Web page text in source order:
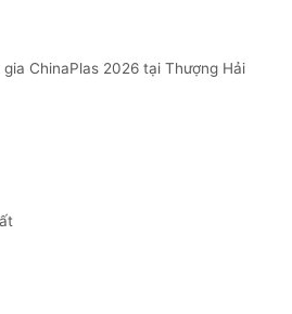
ChinaPlas 2026 tại Thượng Hải